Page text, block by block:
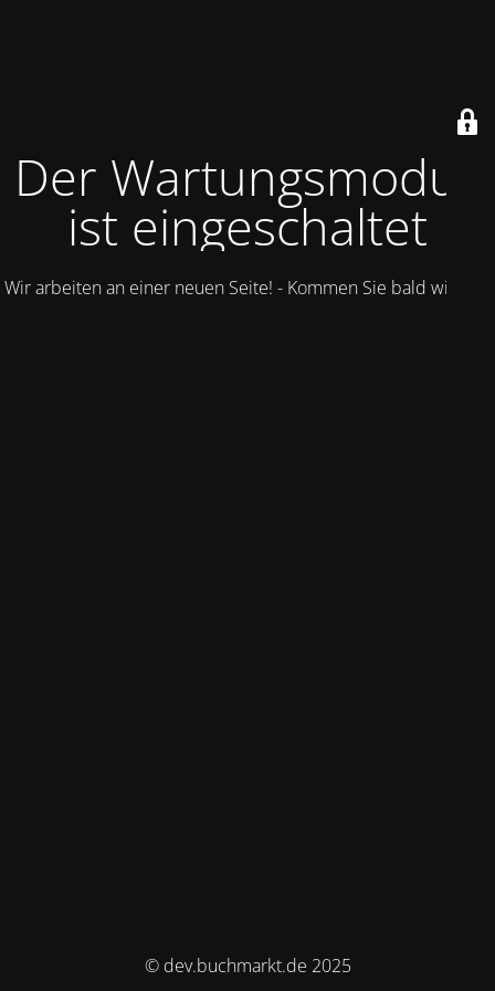
Der Wartungsmodus
ist eingeschaltet
Wir arbeiten an einer neuen Seite! - Kommen Sie bald wieder.
© dev.buchmarkt.de 2025